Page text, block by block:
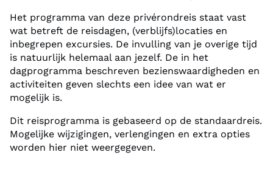
Het programma van deze privérondreis staat vast
wat betreft de reisdagen, (verblijfs)locaties en
inbegrepen excursies. De invulling van je overige tijd
is natuurlijk helemaal aan jezelf. De in het
dagprogramma beschreven bezienswaardigheden en
activiteiten geven slechts een idee van wat er
mogelijk is.
Dit reisprogramma is gebaseerd op de standaardreis.
Mogelijke wijzigingen, verlengingen en extra opties
worden hier niet weergegeven.